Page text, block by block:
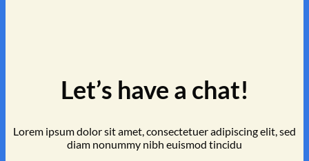
Let’s have a chat!
Lorem ipsum dolor sit amet, consectetuer adipiscing elit, sed
diam nonummy nibh euismod tincidu